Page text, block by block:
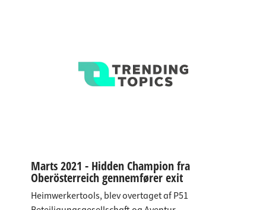
Marts 2021 - Hidden Champion fra
Oberösterreich gennemfører exit
Heimwerkertools, blev overtaget af P51